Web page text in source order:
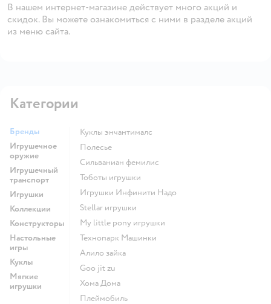
В нашем интернет-магазине действует много акций и
скидок. Вы можете ознакомиться с ними в разделе акций
из меню сайта.
Категории
Бренды
Игрушечное
оружие
Игрушечный
транспорт
Игрушки
Коллекции
Конструкторы
Настольные
игры
Куклы
Мягкие
игрушки
Куклы энчантималс
Полесье
Сильваниан фемилис
Тоботы игрушки
Игрушки Инфинити Надо
Stellar игрушки
my little pony игрушки
Технопарк Машинки
Алило зайка
Goo jit zu
Хома Дома
Плеймобиль